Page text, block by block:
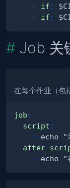
- if :
-
if :
Job 关
在每个作业（包
job :
script :
-
-